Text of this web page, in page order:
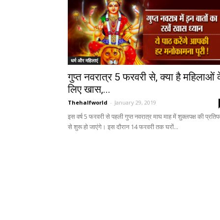
धर्म और महिलाएं
गुप्त नवरात्र 5 फरवरी से, क्या है महिलाओं
लिए खास,...
Thehalfworld - January 29, 2019
इस वर्ष 5 फरवरी से पहली गुप्त नवरात्र माघ माह में शुक्लपक्ष की
से शुरू हो जाएंगे। इस दौरान 14 फरवरी तक घरों...